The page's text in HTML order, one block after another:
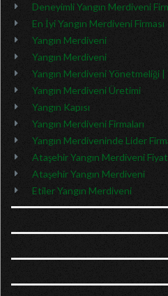
Deneyimli Yangın Merdiveni
En İyi Yangın Merdiveni Firması
Yangın Merdiveni
Yangın Merdiveni
Yangın Merdiveni Yönetmeliği
Yangın Merdiveni Üretimi
Yangın Kapısı
Yangın Merdiveni Firmaları
Yangın Merdiveninde Lider
Ataşehir Yangın Merdiveni
Ataşehir Yangın Merdiveni
Etiler Yangın Merdiveni